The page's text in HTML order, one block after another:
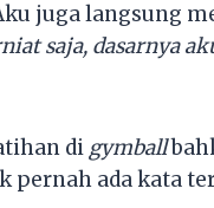
juga langsung
saja, dasarnya
di gymball
pernah ada kata